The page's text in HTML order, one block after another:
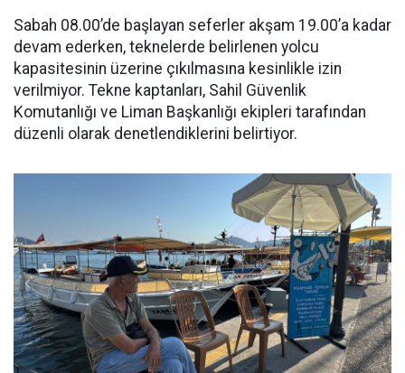
Sabah 08.00’de başlayan seferler akşam 19.00’a kadar
devam ederken, teknelerde belirlenen yolcu
kapasitesinin üzerine çıkılmasına kesinlikle izin
verilmiyor. Tekne kaptanları, Sahil Güvenlik
Komutanlığı ve Liman Başkanlığı ekipleri tarafından
düzenli olarak denetlendiklerini belirtiyor.